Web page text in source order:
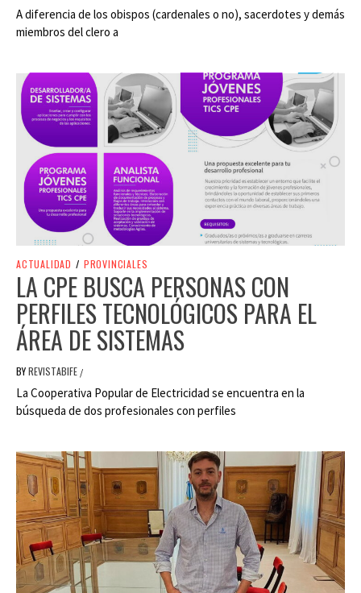
A diferencia de los obispos (cardenales o no), sacerdotes y demás
miembros del clero a
ACTUALIDAD / PROVINCIALES
LA CPE BUSCA PERSONAS CON
PERFILES TECNOLÓGICOS PARA EL
ÁREA DE SISTEMAS
BYREVISTABIFE /
La Cooperativa Popular de Electricidad se encuentra en la
búsqueda de dos profesionales con perfiles